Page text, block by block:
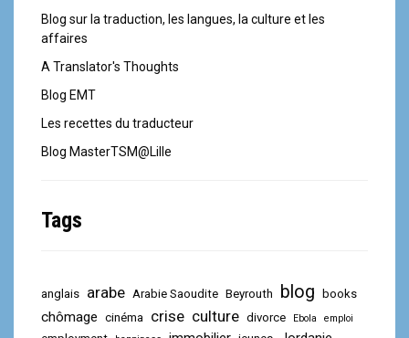
Blog sur la traduction, les langues, la culture et les
affaires
A Translator's Thoughts
Blog EMT
Les recettes du traducteur
Blog MasterTSM@Lille
Tags
anglais arabe Arabie Saoudite Beyrouth blog books
chômage cinéma crise culture divorce Ebola emploi